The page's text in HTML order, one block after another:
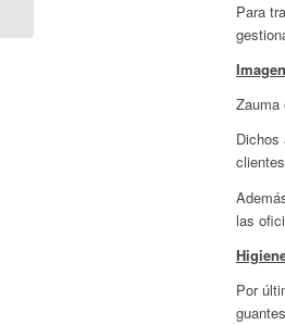
Para
Zauma
Dichos
las
Por